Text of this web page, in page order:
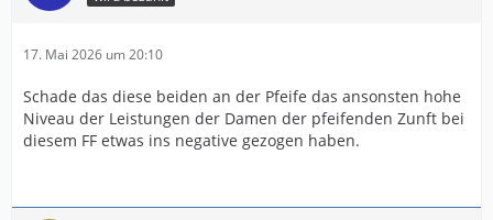
17. Mai 2026 um 20:10
Schade das diese beiden an der Pfeife das ansonsten hohe
Niveau der Leistungen der Damen der pfeifenden Zunft bei
diesem FF etwas ins negative gezogen haben.